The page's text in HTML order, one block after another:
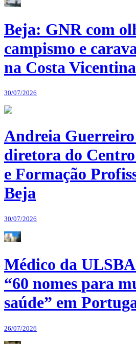
Beja: GNR com
campismo e
na Costa Vicentina
30/07/2026
Andreia Guerreiro
diretora do
e Formação
Beja
30/07/2026
Médico da ULSBA
“60 nomes para
saúde” em
26/07/2026